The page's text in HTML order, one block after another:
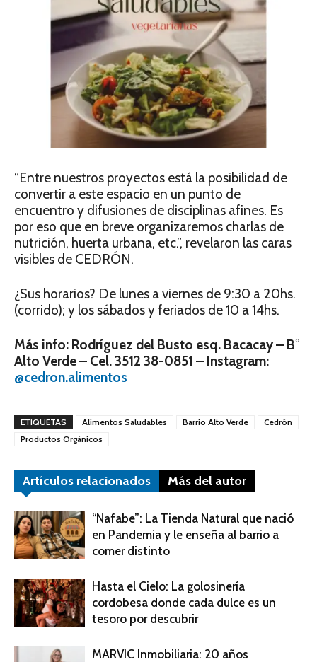
“Entre nuestros proyectos está la posibilidad de
convertir a este espacio en un punto de
encuentro y difusiones de disciplinas afines. Es
por eso que en breve organizaremos charlas de
nutrición, huerta urbana, etc.”, revelaron las caras
visibles de CEDRÓN.
¿Sus horarios? De lunes a viernes de 9:30 a 20hs.
(corrido); y los sábados y feriados de 10 a 14hs.
Más info: Rodríguez del Busto esq. Bacacay – B°
Alto Verde – Cel. 3512 38-0851 – Instagram:
@cedron.alimentos
ETIQUETAS Alimentos Saludables Barrio Alto Verde
Cedrón
Productos Orgánicos
Artículos relacionados Más del autor
“Nafabe”: La Tienda Natural que nació
en Pandemia y le enseña al barrio a
comer distinto
Hasta el Cielo: La golosinería
cordobesa donde cada dulce es un
tesoro por descubrir
MARVIC Inmobiliaria: 20 años